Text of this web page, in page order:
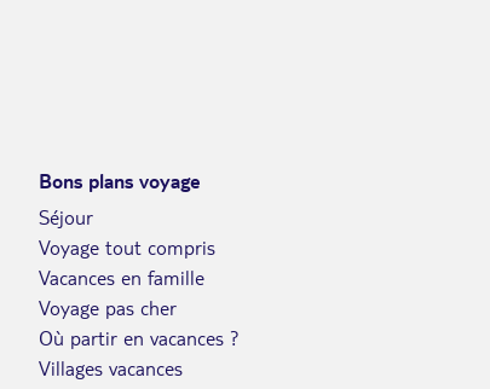
Bons plans voyage
Séjour
Voyage tout compris
Vacances en famille
Voyage pas cher
Où partir en vacances ?
Villages vacances